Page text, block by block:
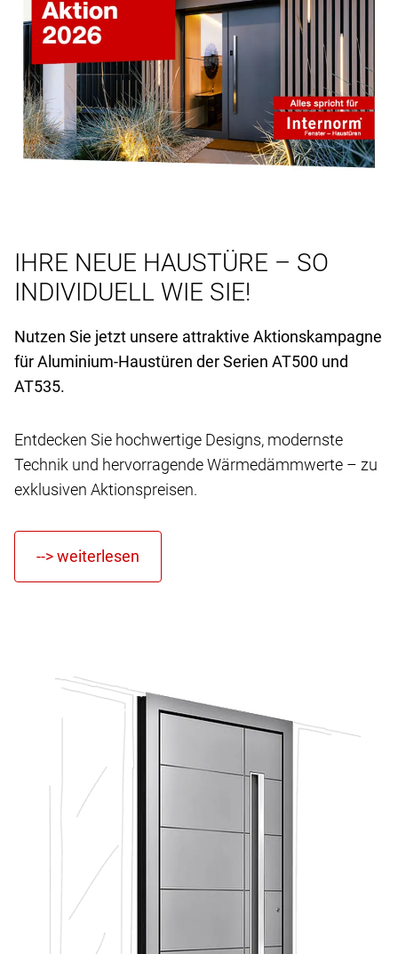
IHRE NEUE HAUSTÜRE – SO
INDIVIDUELL WIE SIE!
Nutzen Sie jetzt unsere attraktive Aktionskampagne
für Aluminium-Haustüren der Serien AT500 und
AT535.
Entdecken Sie hochwertige Designs, modernste
Technik und hervorragende Wärmedämmwerte – zu
exklusiven Aktionspreisen.